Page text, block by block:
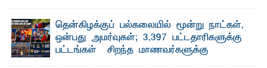
தென்கிழக்குப் பல்கலையில் மூன்று நாட்கள்,
ஒன்பது அமர்வுகள்; 3,397 பட்டதாரிகளுக்கு
பட்டங்கள் – சிறந்த மாணவர்களுக்கு